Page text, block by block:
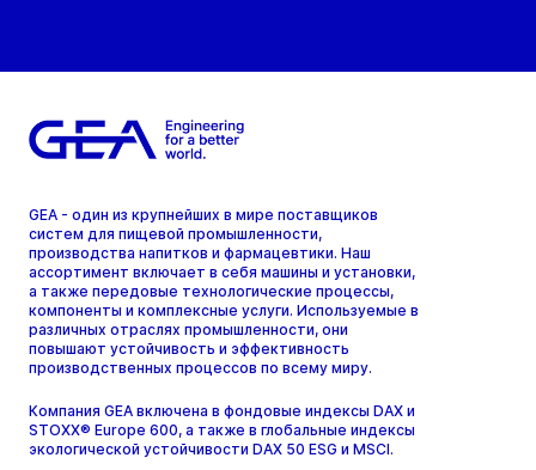
GEA - один из крупнейших в мире поставщиков
систем для пищевой промышленности,
производства напитков и фармацевтики. Наш
ассортимент включает в себя машины и установки,
а также передовые технологические процессы,
компоненты и комплексные услуги. Используемые в
различных отраслях промышленности, они
повышают устойчивость и эффективность
производственных процессов по всему миру.
Компания GEA включена в фондовые индексы DAX и
STOXX® Europe 600, а также в глобальные индексы
экологической устойчивости DAX 50 ESG и MSCI.